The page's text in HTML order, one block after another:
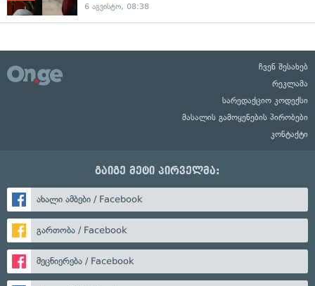
6 აგვისტო, 08:38
ჩვენ შესახებ
რეკლამა
სარედაქციო კოდექსი
მასალის გამოყენების პირობები
კონტაქტი
გაიგე მეტი პირველმა:
ახალი ამბები / Facebook
გართობა / Facebook
მეცნიერება / Facebook